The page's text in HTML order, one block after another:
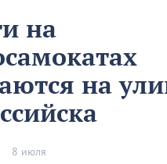
на
на
8 июля